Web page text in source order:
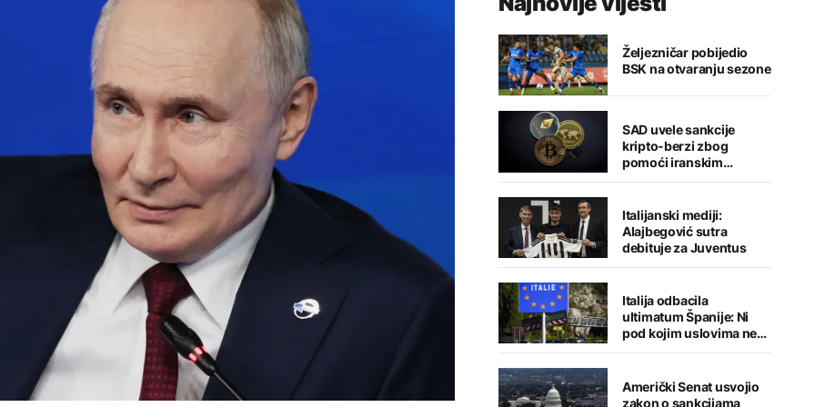
Željezničar pobijedio
BSK na otvaranju sezone
SAD uvele sankcije
kripto-berzi zbog
pomoći iranskim
snagama
Italijanski mediji:
Alajbegović sutra
debituje za Juventus
Italija odbacila
ultimatum Španije: Ni
pod kojim uslovima ne
namjeravamo da
Američki Senat usvojio
zakon o sankcijama